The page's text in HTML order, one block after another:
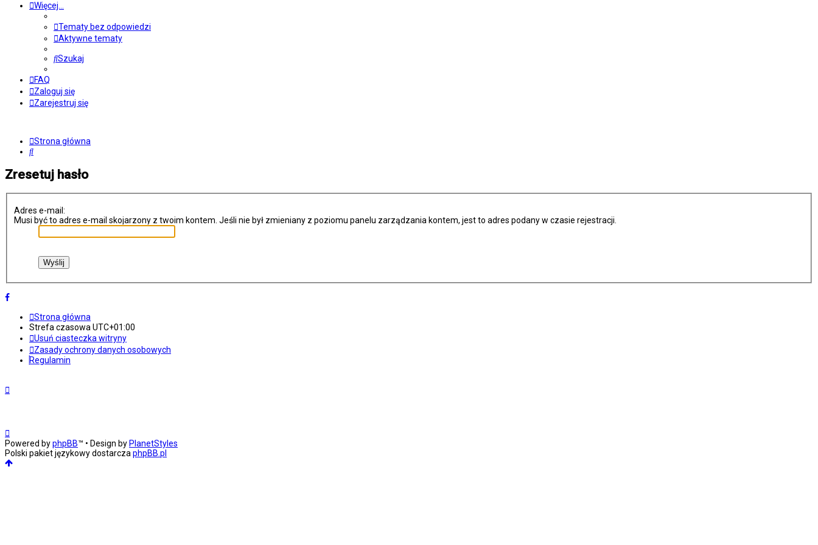
Więcej…
Tematy bez odpowiedzi
Aktywne tematy
Szukaj
FAQ
Zaloguj się
Zarejestruj się
Strona główna
Szukaj
Zresetuj hasło
Adres e-mail:
Musi być to adres e-mail skojarzony z twoim kontem. Jeśli nie był zmieniany z poziomu panelu zarządzania kontem, jest to adres podany w czasie rejestracji.
Strona główna
Strefa czasowaUTC+01:00
Usuń ciasteczka witryny
Zasady ochrony danych osobowych
Regulamin
Powered byphpBB™ • Design by PlanetStyles
Polski pakiet językowy dostarczaphpBB.pl